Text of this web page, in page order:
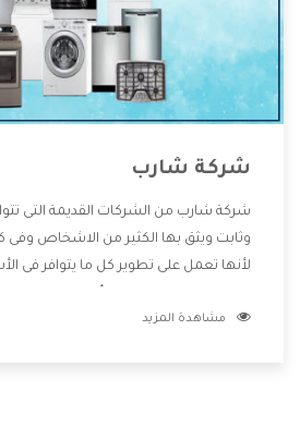
شركة شارب
شركة شارب من الشركات القديمة التى
وثابت ويثق بها الكثير من الاشخاص وفى
لأنها تعمل على تطوير كل ما يتوافر فى
وتقدم للعملاء أقوى العروض
مشاهدة المزيد